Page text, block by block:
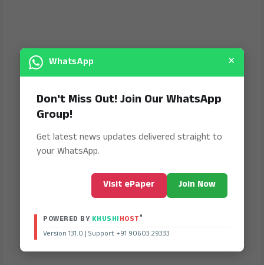
WhatsApp ×
Don't Miss Out! Join Our WhatsApp
Group!
Get latest news updates delivered straight to
your WhatsApp.
Visit ePaper Join Now
POWERED BY KHUSHIHOST®
Version 131.0 | Support +91 90603 29333